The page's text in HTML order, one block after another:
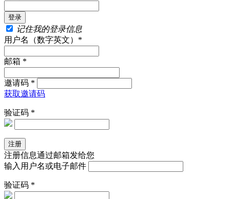
记住我的登录信息
用户名（数字英文）*
邮箱 *
邀请码 *
获取邀请码
验证码 *
注册信息通过邮箱发给您
输入用户名或电子邮件
验证码 *